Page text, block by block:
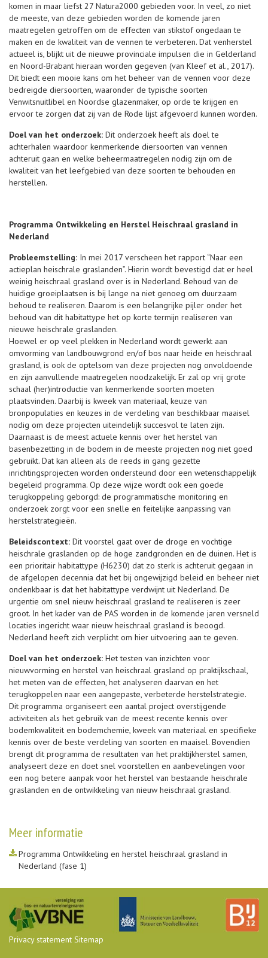
komen in maar liefst 27 Natura2000 gebieden voor. In veel, zo niet
de meeste, van deze gebieden worden de komende jaren
maatregelen getroffen om de effecten van stikstof ongedaan te
maken en de kwaliteit van de vennen te verbeteren. Dat venherstel
actueel is, blijkt uit de nieuwe provinciale impulsen die in Gelderland
en Noord-Brabant hieraan worden gegeven (van Kleef et al., 2017).
Dit biedt een mooie kans om het beheer van de vennen voor deze
bedreigde diersoorten, waaronder de typische soorten
Venwitsnuitlibel en Noordse glazenmaker, op orde te krijgen en
ervoor te zorgen dat zij van de Rode lijst afgevoerd kunnen worden.
Doel van het onderzoek: Dit onderzoek heeft als doel te
achterhalen waardoor kenmerkende diersoorten van vennen
achteruit gaan en welke beheermaatregelen nodig zijn om de
kwaliteit van het leefgebied van deze soorten te behouden en
herstellen.
Programma Ontwikkeling en Herstel Heischraal grasland in
Nederland
Probleemstelling: In mei 2017 verscheen het rapport “Naar een
actieplan heischrale graslanden”. Hierin wordt bevestigd dat er heel
weinig heischraal grasland over is in Nederland. Behoud van de
huidige groeiplaatsen is bij lange na niet genoeg om duurzaam
behoud te realiseren. Daarom is een belangrijke pijler onder het
behoud van dit habitattype het op korte termijn realiseren van
nieuwe heischrale graslanden.
Hoewel er op veel plekken in Nederland wordt gewerkt aan
omvorming van landbouwgrond en/of bos naar heide en heischraal
grasland, is ook de optelsom van deze projecten nog onvoldoende
en zijn aanvullende maatregelen noodzakelijk. Er zal op vrij grote
schaal (her)introductie van kenmerkende soorten moeten
plaatsvinden. Daarbij is kweek van materiaal, keuze van
bronpopulaties en keuzes in de verdeling van beschikbaar maaisel
nodig om deze projecten uiteindelijk succesvol te laten zijn.
Daarnaast is de meest actuele kennis over het herstel van
basenbezetting in de bodem in de meeste projecten nog niet goed
gebruikt. Dat kan alleen als de reeds in gang gezette
inrichtingsprojecten worden ondersteund door een wetenschappelijk
begeleid programma. Op deze wijze wordt ook een goede
terugkoppeling geborgd: de programmatische monitoring en
onderzoek zorgt voor een snelle en feitelijke aanpassing van
herstelstrategieën.
Beleidscontext: Dit voorstel gaat over de droge en vochtige
heischrale graslanden op de hoge zandgronden en de duinen. Het is
een prioritair habitattype (H6230) dat zo sterk is achteruit gegaan in
de afgelopen decennia dat het bij ongewijzigd beleid en beheer niet
ondenkbaar is dat het habitattype verdwijnt uit Nederland. De
urgentie om snel nieuw heischraal grasland te realiseren is zeer
groot. In het kader van de PAS worden in de komende jaren versneld
locaties ingericht waar nieuw heischraal grasland is beoogd.
Nederland heeft zich verplicht om hier uitvoering aan te geven.
Doel van het onderzoek: Het testen van inzichten voor
nieuwvorming en herstel van heischraal grasland op praktijkschaal,
het meten van de effecten, het analyseren daarvan en het
terugkoppelen naar een aangepaste, verbeterde herstelstrategie.
Dit programma organiseert een aantal project overstijgende
activiteiten als het gebruik van de meest recente kennis over
bodemkwaliteit en bodemchemie, kweek van materiaal en specifieke
kennis over de beste verdeling van soorten en maaisel. Bovendien
brengt dit programma de resultaten van het praktijkherstel samen,
analyseert deze en doet snel voorstellen en aanbevelingen voor
een nog betere aanpak voor het herstel van bestaande heischrale
graslanden en de ontwikkeling van nieuw heischraal grasland.
Meer informatie
Programma Ontwikkeling en herstel heischraal grasland in
Nederland (fase 1)
Privacy statement Sitemap